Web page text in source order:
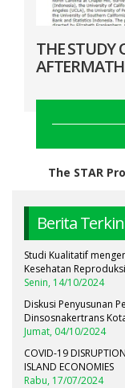
THE STUDY
The STAR
Berita
Studi Kualitatif
Kesehatan
Senin, 14/10/2024
Diskusi Penyusunan
Dinsosnakertrans
Jumat, 04/10/2024
COVID-19
ISLAND ECONOMIES
Rabu, 17/07/2024